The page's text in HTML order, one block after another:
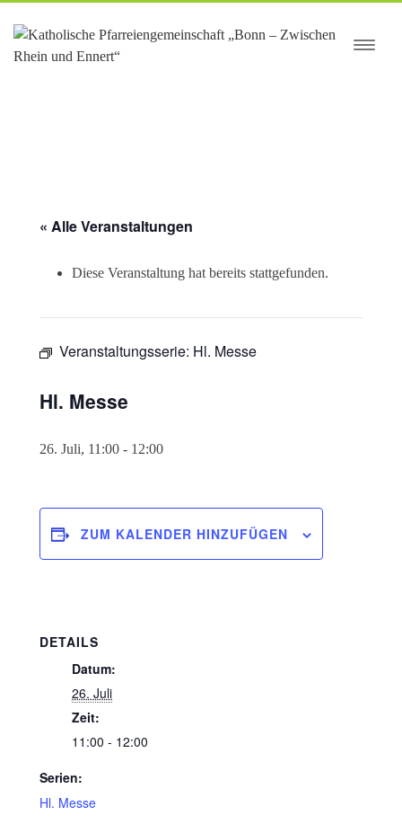
springen
« Alle Veranstaltungen
Diese Veranstaltung hat bereits stattgefunden.
Veranstaltungsserie: Hl. Messe
Hl. Messe
26. Juli, 11:00 - 12:00
ZUM KALENDER HINZUFÜGEN
DETAILS
Datum:
26. Juli
Zeit:
11:00 - 12:00
Serien:
Hl. Messe